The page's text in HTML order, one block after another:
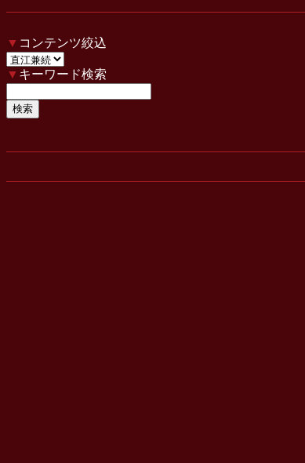
▼ コンテンツ絞込
▼ キーワード検索